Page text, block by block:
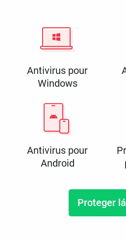
Antivirus pour
Windows
Antivirus pour
Android
Proteger lá